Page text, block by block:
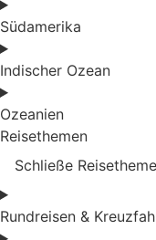
Südamerika
Indischer Ozean
Ozeanien
Reisethemen
Schließe
Rundreisen &